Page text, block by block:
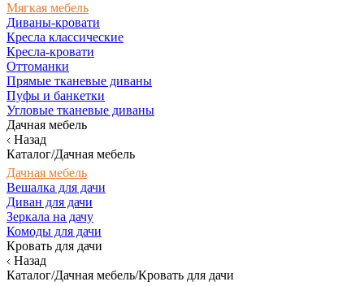
Мягкая мебель
Диваны-кровати
Кресла классические
Кресла-кровати
Оттоманки
Прямые тканевые диваны
Пуфы и банкетки
Угловые тканевые диваны
Дачная мебель
Назад
Каталог/Дачная мебель
Дачная мебель
Вешалка для дачи
Диван для дачи
Зеркала на дачу
Комоды для дачи
Кровать для дачи
Назад
Каталог/Дачная мебель/Кровать для дачи